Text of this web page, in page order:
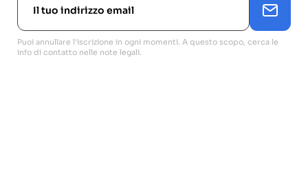
Puoi annullare l'iscrizione in ogni momenti. A questo scopo, cerca le
info di contatto nelle note legali.